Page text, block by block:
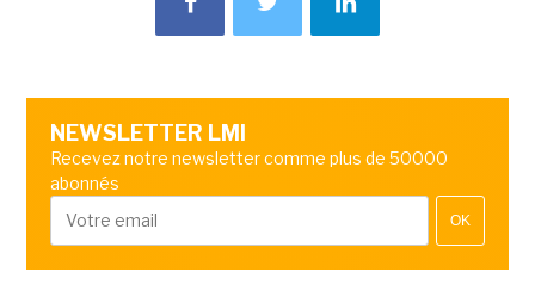
NEWSLETTER LMI
Recevez notre newsletter comme plus de 50000
abonnés
OK